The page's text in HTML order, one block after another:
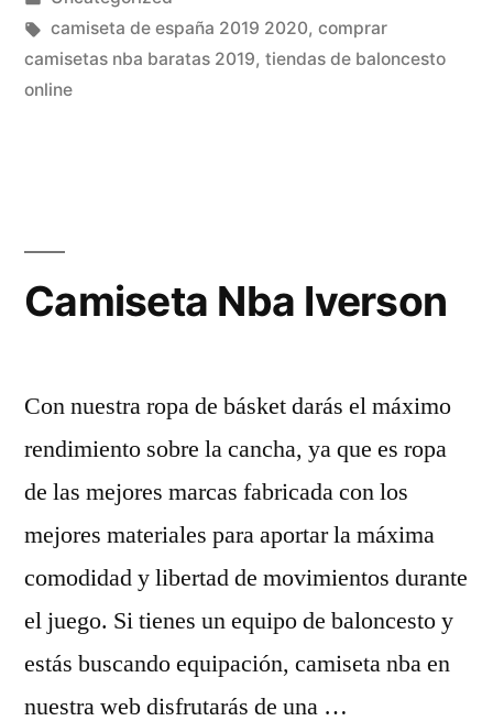
Championship
Sendoff»»
en
Etiquetas:
camiseta de españa 2019 2020, comprar
camisetas nba baratas 2019, tiendas de baloncesto
online
Camiseta Nba Iverson
Con nuestra ropa de básket darás el máximo
rendimiento sobre la cancha, ya que es ropa
de las mejores marcas fabricada con los
mejores materiales para aportar la máxima
comodidad y libertad de movimientos durante
el juego. Si tienes un equipo de baloncesto y
estás buscando equipación, camiseta nba en
nuestra web disfrutarás de una …